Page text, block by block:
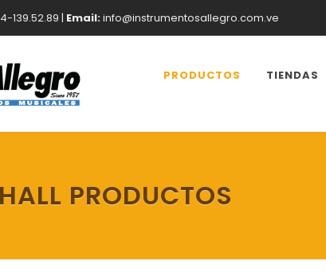
139.52.89 | Email:info@instrumentosallegro.com.ve
PRODUCTOS TIENDAS
PRODUCTOS